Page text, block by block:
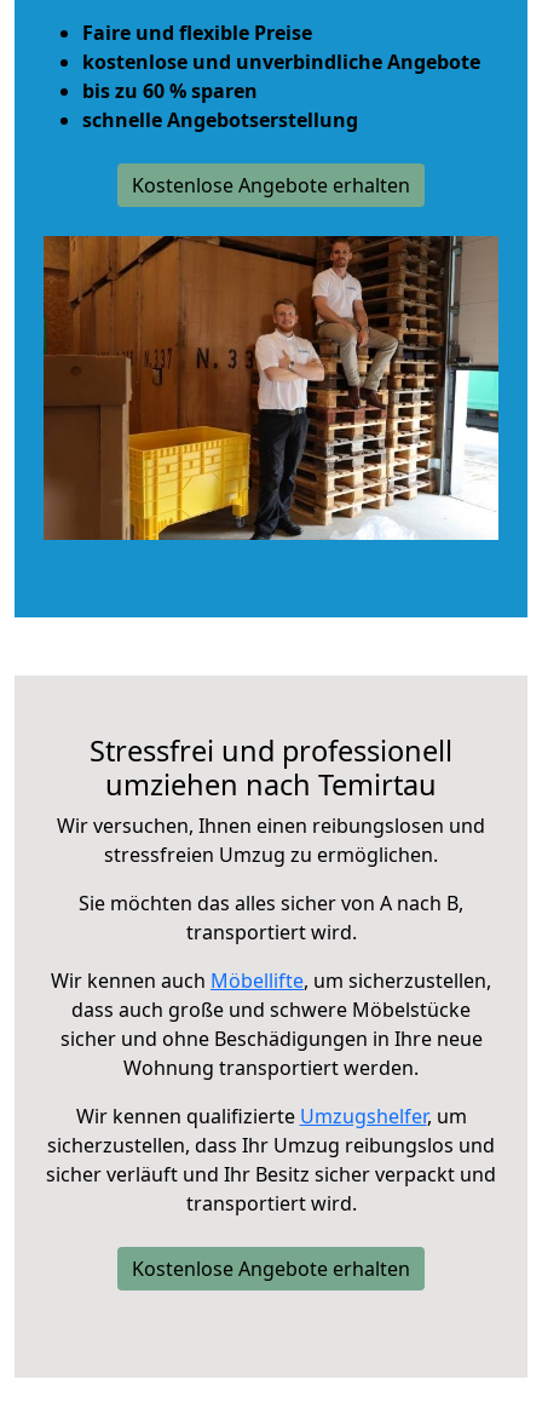
Faire und flexible Preise
kostenlose und unverbindliche Angebote
bis zu 60 % sparen
schnelle Angebotserstellung
Kostenlose Angebote erhalten
Stressfrei und professionell
umziehen nach Temirtau
Wir versuchen, Ihnen einen reibungslosen und
stressfreien Umzug zu ermöglichen.
Sie möchten das alles sicher von A nach B,
transportiert wird.
Wir kennen auch Möbellifte, um sicherzustellen,
dass auch große und schwere Möbelstücke
sicher und ohne Beschädigungen in Ihre neue
Wohnung transportiert werden.
Wir kennen qualifizierte Umzugshelfer, um
sicherzustellen, dass Ihr Umzug reibungslos und
sicher verläuft und Ihr Besitz sicher verpackt und
transportiert wird.
Kostenlose Angebote erhalten